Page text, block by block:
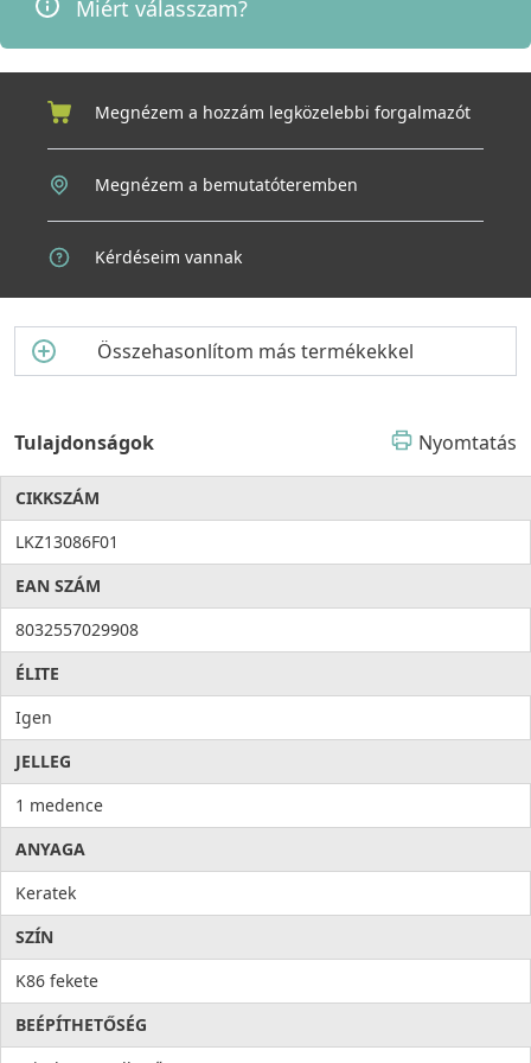
Elleci túlfolyót –, így a telepítés és a használat kezdettől fogva
csupán egy konyhai eszköz, hanem egy hosszú távra szóló
Válassza az ELLECI minőséget – ahol az elegancia és a
Miért válasszam?
Megnézem a hozzám legközelebbi forgalmazót
Megnézem a bemutatóteremben
Kérdéseim vannak
Összehasonlítom más termékekkel
Tulajdonságok Nyomtatás
CIKKSZÁM
LKZ13086F01
EAN SZÁM
8032557029908
ÉLITE
Igen
JELLEG
1 medence
ANYAGA
Keratek
SZÍN
K86 fekete
BEÉPÍTHETŐSÉG